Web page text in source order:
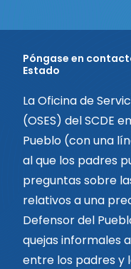
Póngase en
Estado
La Oficina de
(OSES) del SCDE
Pueblo (con una
al que los padres
preguntas sobre
relativos a una
Defensor del
quejas informales
entre los padres y